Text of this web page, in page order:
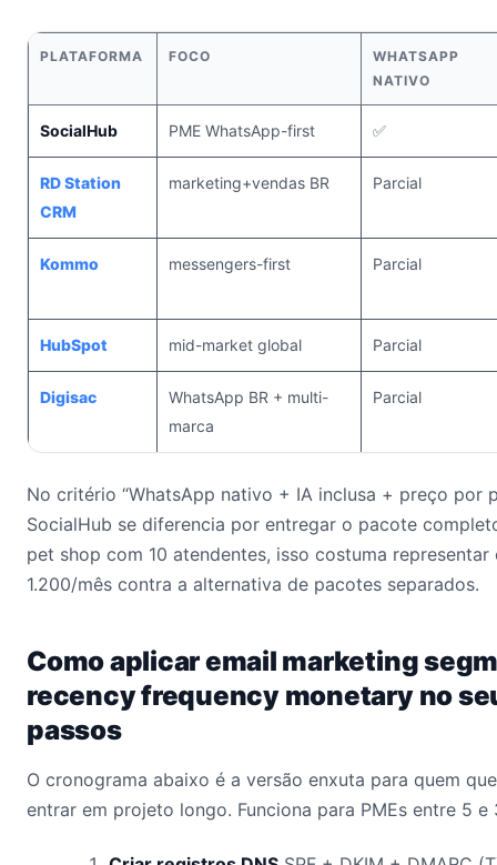
PLATAFORMA FOCO
WHATSAPP
NATIVO
SocialHub PME WhatsApp-first ✅
RD Station
CRM
marketing+vendas BR Parcial
Kommo messengers-first Parcial
HubSpot mid-market global Parcial
Digisac
WhatsApp BR + multi-
marca
Parcial
No critério “WhatsApp nativo + IA inclusa + preço por
SocialHub se diferencia por entregar o pacote
pet shop com 10 atendentes, isso costuma representar
1.200/mês contra a alternativa de pacotes separados.
Como aplicar email marketing
recency frequency monetary no
passos
O cronograma abaixo é a versão enxuta para quem
entrar em projeto longo. Funciona para PMEs entre 5 e